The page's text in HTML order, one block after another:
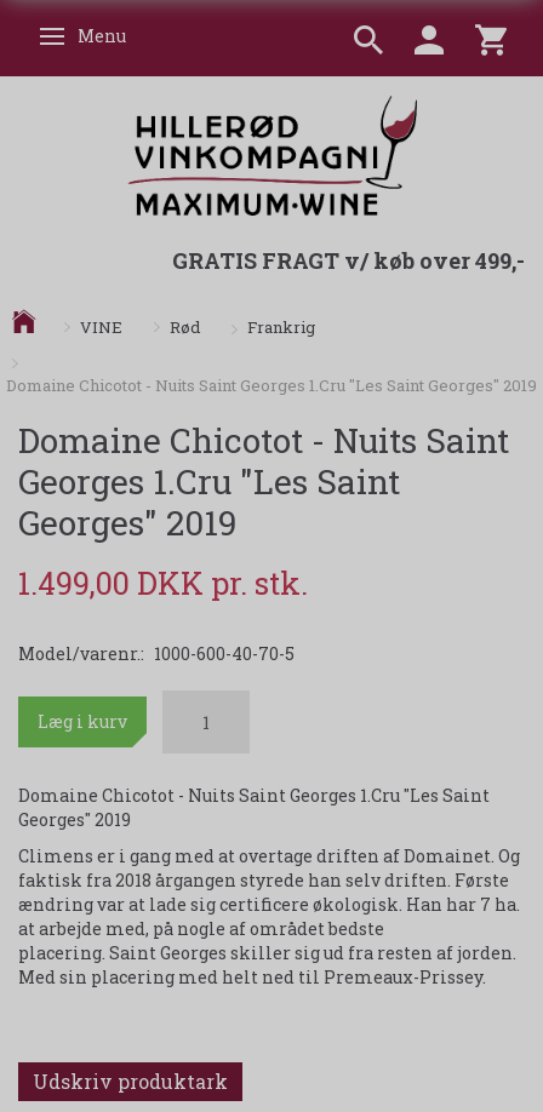
Skifte navigation
Menu
GRATIS FRAGT v/ køb over 499,-
VINE Rød Frankrig
Domaine Chicotot - Nuits Saint Georges 1.Cru "Les Saint Georges" 2019
Domaine Chicotot - Nuits Saint
Georges 1.Cru "Les Saint
Georges" 2019
1.499,00 DKK
Model/varenr.: 1000-600-40-70-5
Læg i kurv
Domaine Chicotot - Nuits Saint Georges 1.Cru "Les Saint
Georges" 2019
Climens er i gang med at overtage driften af Domainet. Og
faktisk fra 2018 årgangen styrede han selv driften. Første
ændring var at lade sig certificere økologisk. Han har 7 ha.
at arbejde med, på nogle af området bedste
placering. Saint Georges skiller sig ud fra resten af jorden.
Med sin placering med helt ned til Premeaux-Prissey.
Udskriv produktark